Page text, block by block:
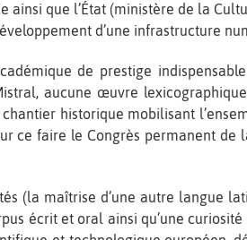
que l’État (ministère de la
d’une infrastructure
de prestige
aucune œuvre
historique mobilisant
ce faire le Congrès permanent de
(la maîtrise d’une autre langue
écrit et oral ainsi qu’une